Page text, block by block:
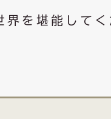
を堪能してく